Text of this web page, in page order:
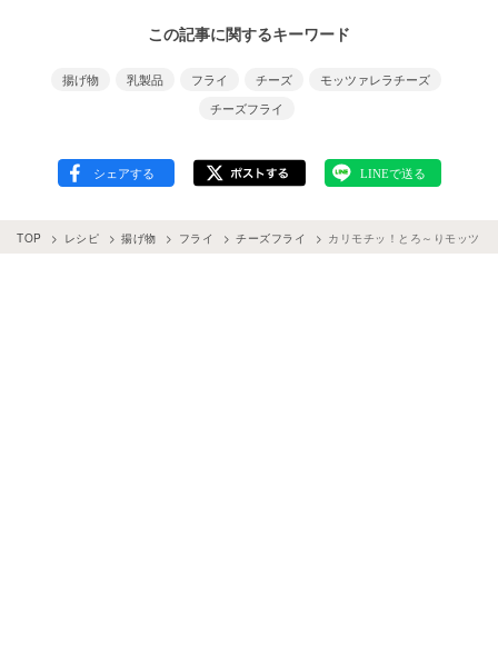
この記事に関するキーワード
揚げ物 乳製品 フライ チーズ
モッツァレラチーズ
チーズフライ
TOP レシピ 揚げ物 フライ チーズフライ カリモチッ！とろ～りモッツ